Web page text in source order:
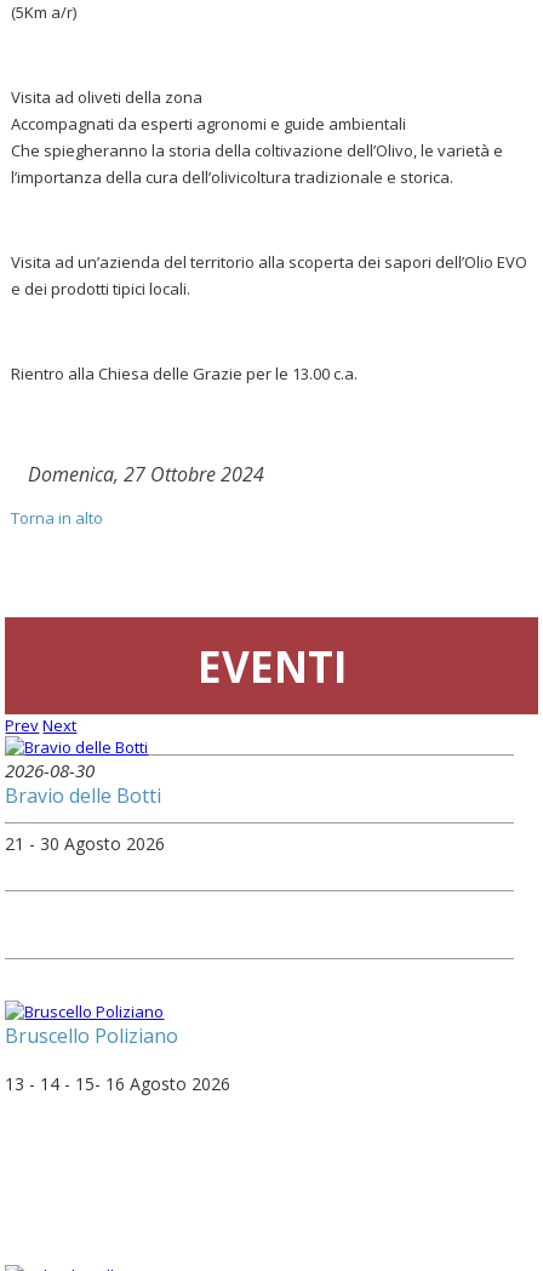
(5Km a/r)
Visita ad oliveti della zona
Accompagnati da esperti agronomi e guide ambientali
Che spiegheranno la storia della coltivazione dell’Olivo, le varietà e
l’importanza della cura dell’olivicoltura tradizionale e storica.
Visita ad un’azienda del territorio alla scoperta dei sapori dell’Olio EVO
e dei prodotti tipici locali.
Rientro alla Chiesa delle Grazie per le 13.00 c.a.
Domenica, 27 Ottobre 2024
Torna in alto
EVENTI
PrevNext
2026-08-30
Bravio delle Botti
21 - 30 Agosto 2026
Bruscello Poliziano
13 - 14 - 15- 16 Agosto 2026